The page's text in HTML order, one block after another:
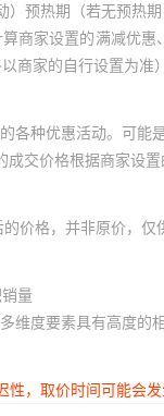
预热期（若无预热
商家设置的满减优
商家的自行设置为
各种优惠活动。可
交价格根据商家设
价格，并非原价，仅
量
维度要素具有高度
，取价时间可能会